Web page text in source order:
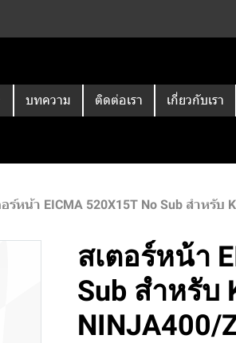
บทความ ติดต่อเรา เกี่ยวกับเรา
อร์หน้า EICMA 520X15T No Sub สำหรับ
สเตอร์หน้า
Sub สำหรับ
NINJA400/